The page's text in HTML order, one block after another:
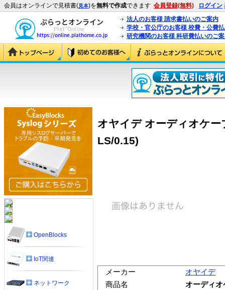
会員はオンラインで見積書(見本)を無料で作成できます 会員登録(無料) ログイン
法人のお客様 請求書払いのご案内
学校・官公庁のお客様 校費・公費
研究機関のお客様 科研費払いのご
オヤイデ オーディオケー
LS/0.15)
メーカー
オヤイデ
商品名
オーディオ
OpenBlocks
IoT関連
ネットワーク